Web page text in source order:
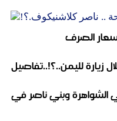
.. ناصر كلاشنيكوف.؟!
الصرف
زيارة لليمن..؟!..تفاصيل
الشواهرة وبني ناصر في